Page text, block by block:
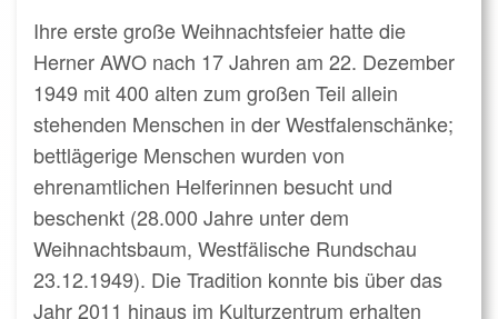
Ihre erste große Weihnachtsfeier hatte die
Herner AWO nach 17 Jahren am 22. Dezember
1949 mit 400 alten zum großen Teil allein
stehenden Menschen in der Westfalenschänke;
bettlägerige Menschen wurden von
ehrenamtlichen Helferinnen besucht und
beschenkt (28.000 Jahre unter dem
Weihnachtsbaum, Westfälische Rundschau
23.12.1949). Die Tradition konnte bis über das
Jahr 2011 hinaus im Kulturzentrum erhalten